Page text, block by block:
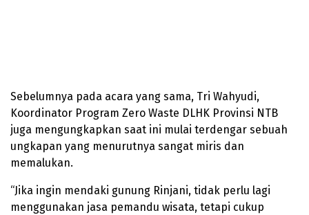
Sebelumnya pada acara yang sama, Tri Wahyudi,
Koordinator Program Zero Waste DLHK Provinsi NTB
juga mengungkapkan saat ini mulai terdengar sebuah
ungkapan yang menurutnya sangat miris dan
memalukan.
“Jika ingin mendaki gunung Rinjani, tidak perlu lagi
menggunakan jasa pemandu wisata, tetapi cukup